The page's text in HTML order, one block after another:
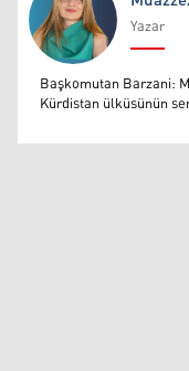
Muazzez Baktaş
Yazar
Başkomutan Barzani:
Kürdistan ülküsünün